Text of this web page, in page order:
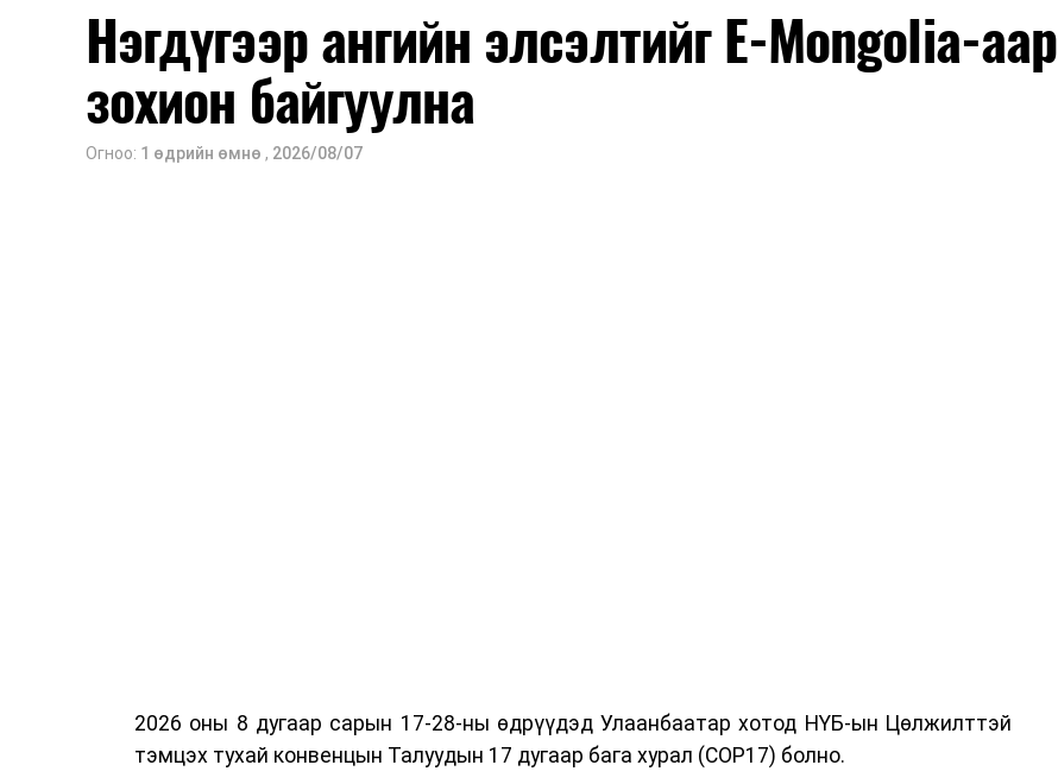
Нэгдүгээр ангийн элсэлтийг E-Mongolia-аар
зохион байгуулна
Огноо: 1 өдрийн өмнө , 2026/08/07
2026 оны 8 дугаар сарын 17-28-ны өдрүүдэд Улаанбаатар хотод НҮБ-ын Цөлжилттэй
тэмцэх тухай конвенцын Талуудын 17 дугаар бага хурал (COP17) болно.